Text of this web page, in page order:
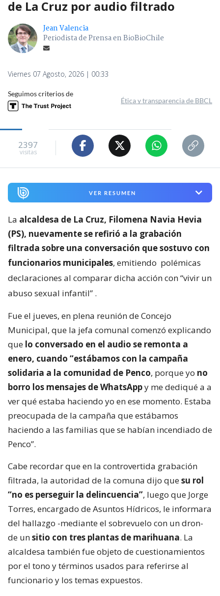
de La Cruz por audio filtrado
Jean Valencia
Periodista de Prensa en BioBioChile
Viernes 07 Agosto, 2026 | 00:33
Seguimos criterios de
Ética y transparencia de BBCL
2397
visitas
VER RESUMEN
La alcaldesa de La Cruz, Filomena Navia Hevia
(PS), nuevamente se refirió a la grabación
filtrada sobre una conversación que sostuvo con
funcionarios municipales, emitiendo polémicas
declaraciones al comparar dicha acción con “vivir un
abuso sexual infantil” .
Fue el jueves, en plena reunión de Concejo
Municipal, que la jefa comunal comenzó explicando
que lo conversado en el audio se remonta a
enero, cuando “estábamos con la campaña
solidaria a la comunidad de Penco, porque yo no
borro los mensajes de WhatsAppy me dediqué a a
ver qué estaba haciendo yo en ese momento. Estaba
preocupada de la campaña que estábamos
haciendo a las familias que se habían incendiado de
Penco”.
Cabe recordar que en la controvertida grabación
filtrada, la autoridad de la comuna dijo quesu rol
“no es perseguir la delincuencia”, luego que Jorge
Torres, encargado de Asuntos Hídricos, le informara
del hallazgo -mediante el sobrevuelo con un dron-
de unsitio con tres plantas de marihuana. La
alcaldesa también fue objeto de cuestionamientos
por el tono y términos usados para referirse al
funcionario y los temas expuestos.